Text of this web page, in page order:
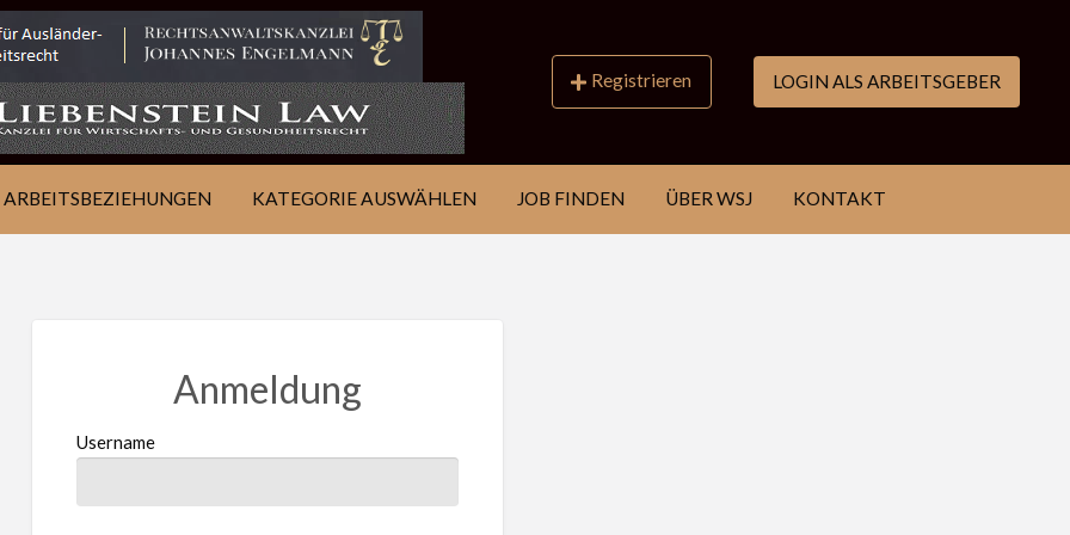
JOB
FINDEN
ÜBER
WSJ
KONTAKT
Registrieren LOGIN ALS ARBEITSGEBER
ARBEITSBEZIEHUNGEN KATEGORIE AUSWÄHLEN JOB FINDEN ÜBER WSJ KONTAKT
Anmeldung
Username